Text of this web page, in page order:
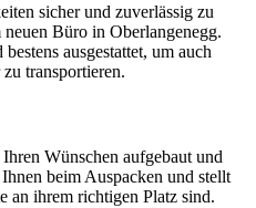
sicher und zuverlässig zu
Büro in Oberlangenegg.
ausgestattet, um auch
transportieren.
Wünschen aufgebaut und
beim Auspacken und stellt
an ihrem richtigen Platz sind.